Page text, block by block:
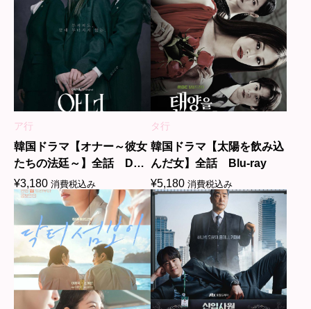
ア行
韓国ドラマ【オナー～彼女
たちの法廷～】全話 DVD
＆Blu-ray
¥3,180 消費税込み
タ行
韓国ドラマ【太陽を飲み込
んだ女】全話 Blu-ray
¥5,180 消費税込み